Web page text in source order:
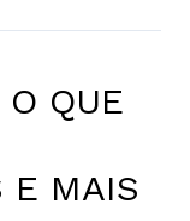
QUE
E MAIS